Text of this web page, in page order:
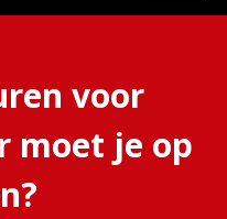
voor
moet je op